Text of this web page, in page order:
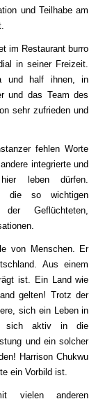
und Teilhabe am
im Restaurant burro
in seiner Freizeit.
und half ihnen, in
und das Team des
sehr zufrieden und
fehlen Worte
integrierte und
leben dürfen.
die so wichtigen
der Geflüchteten,
von Menschen. Er
Aus einem
ist. Ein Land wie
gelten! Trotz der
sich ein Leben in
sich aktiv in die
und ein solcher
Harrison Chukwu
ein Vorbild ist.
vielen anderen